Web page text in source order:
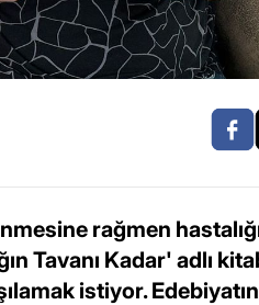
rağmen
Tavanı Kadar' adlı
istiyor.